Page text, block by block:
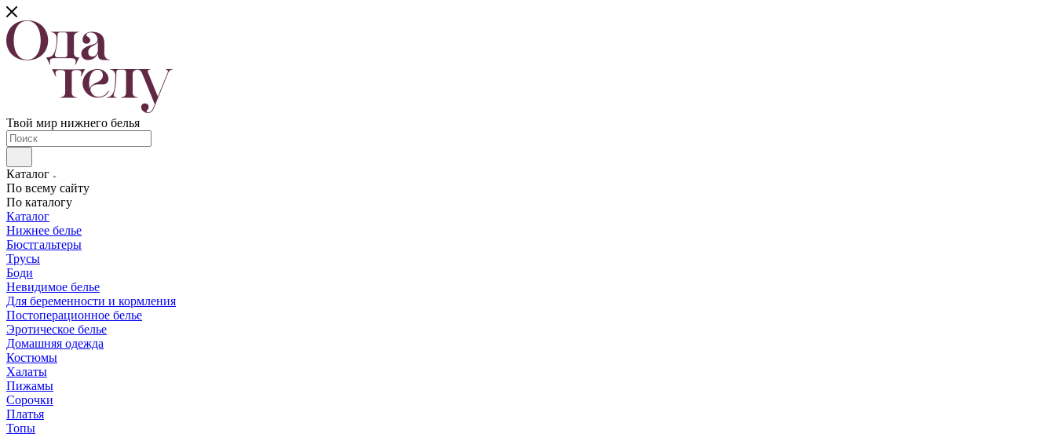
Твой мир нижнего белья
Каталог
По всему сайту
По каталогу
Каталог
Нижнее белье
Бюстгальтеры
Трусы
Боди
Невидимое белье
Для беременности и кормления
Постоперационное белье
Эротическое белье
Домашняя одежда
Костюмы
Халаты
Пижамы
Сорочки
Платья
Топы